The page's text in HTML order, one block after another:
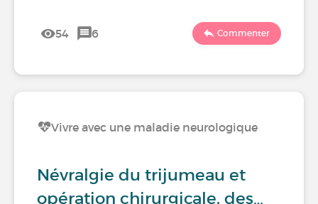
54 6 Commenter
Vivre avec une maladie neurologique
Névralgie du trijumeau et
opération chirurgicale, des…